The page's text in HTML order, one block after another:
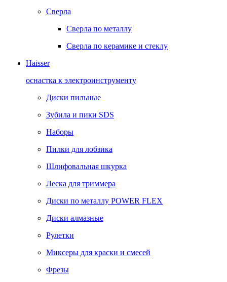
Сверла
Сверла по металлу
Сверла по керамике и стеклу
Haisser
оснастка к электроинструменту
Диски пильные
Зубила и пики SDS
Наборы
Пилки для лобзика
Шлифовальная шкурка
Леска для триммера
Диски по металлу POWER FLEX
Диски алмазные
Рулетки
Миксеры для краски и смесей
Фрезы